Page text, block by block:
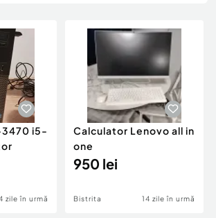
profesionale
si Vehicule
i5-
zile în urmă
Calculator Lenovo all in
one
950 lei
Bistrita 14 zile în urmă